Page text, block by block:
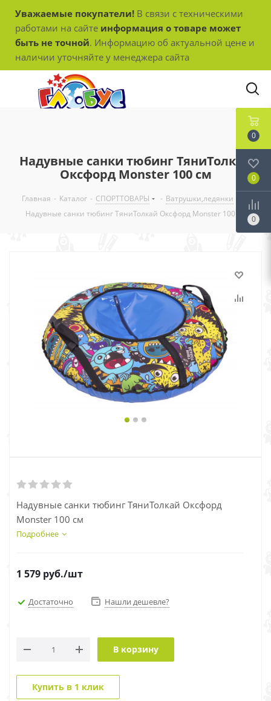
Уважаемые покупатели! В связи с техническими
работами на сайте информация о товаре может
быть не точной. Информацию об актуальной цене и
наличии уточняйте у менеджера сайта
Надувные санки тюбинг ТяниТолкай
Оксфорд Monster 100 см
Главная - Каталог - СПОРТТОВАРЫ - Ватрушки,ледянки
Надувные санки тюбинг ТяниТолкай Оксфорд Monster 100 см
Надувные санки тюбинг ТяниТолкай Оксфорд
Monster 100 см
Подробнее
1 579 руб./шт
Достаточно Нашли дешевле?
В корзину
Купить в 1 клик
0
0
0